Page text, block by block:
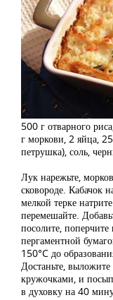
500 г отварного
г моркови, 2 яйца,
петрушка), соль,
Лук нарежьте,
сковороде. Кабачок
мелкой терке
перемешайте.
посолите,
пергаментной
150°C до
Достаньте,
кружочками, и
в духовку на 40